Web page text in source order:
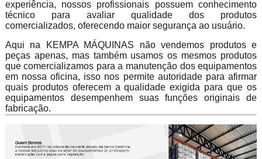
experiência, nossos profissionais possuem conhecimento
técnico para avaliar qualidade dos produtos
comercializados, oferecendo maior segurança ao usuário.
Aqui na KEMPA MÁQUINAS não vendemos produtos e
peças apenas, mas também usamos os mesmos produtos
que comercializamos para a manutenção dos equipamentos
em nossa oficina, isso nos permite autoridade para afirmar
quais produtos oferecem a qualidade exigida para que os
equipamentos desempenhem suas funções originais de
fabricação.